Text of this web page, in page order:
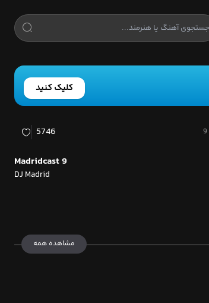
کلیک کنید
5746
Madridcast 9
DJ Madrid
مشاهده همه